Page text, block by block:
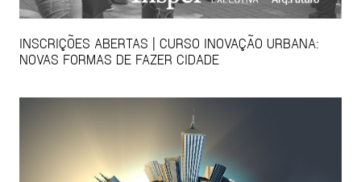
INSCRIÇÕES ABERTAS | CURSO INOVAÇÃO URBANA:
NOVAS FORMAS DE FAZER CIDADE